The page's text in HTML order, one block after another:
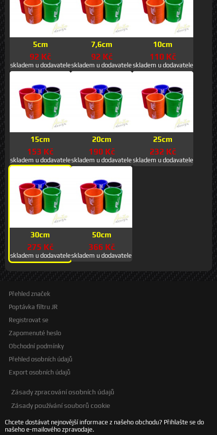
5cm
92 Kč
skladem u dodavatele
7,6cm
92 Kč
skladem u dodavatele
10cm
110 Kč
skladem u dodavatele
15cm
153 Kč
skladem u dodavatele
20cm
190 Kč
skladem u dodavatele
25cm
232 Kč
skladem u dodavatele
30cm
275 Kč
skladem u dodavatele
50cm
366 Kč
skladem u dodavatele
Přehled značek
Poptávka filtru JR
Registrovat se
Zapomenuté heslo
Obchodní podmínky
Přehled osobních údajů
Export osobních údajů
Zásady zpracování osobních údajů
Zásady používání souborů cookie
Chcete dostávat nejnovější informace z našeho obchodu? Přihlašte se do
našeho e-mailového zpravodaje.